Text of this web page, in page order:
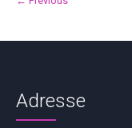
Adresse